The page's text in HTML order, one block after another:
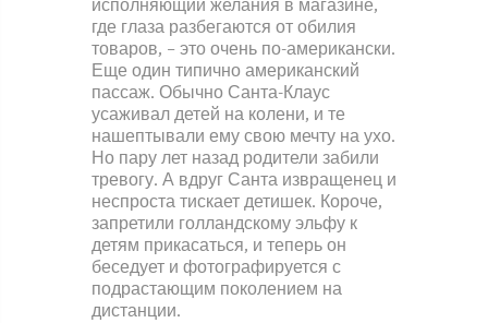
исполняющий желания в магазине,
где глаза разбегаются от обилия
товаров, – это очень по-американски.
Еще один типично американский
пассаж. Обычно Санта-Клаус
усаживал детей на колени, и те
нашептывали ему свою мечту на ухо.
Но пару лет назад родители забили
тревогу. А вдруг Санта извращенец и
неспроста тискает детишек. Короче,
запретили голландскому эльфу к
детям прикасаться, и теперь он
беседует и фотографируется с
подрастающим поколением на
дистанции.